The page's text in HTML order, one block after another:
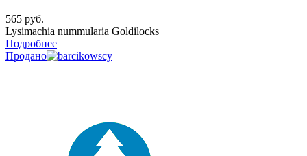
565 руб.
Lysimachia nummularia Goldilocks
Подробнее
Продано